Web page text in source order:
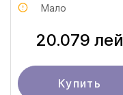
Мало
20.079 лей
Купить